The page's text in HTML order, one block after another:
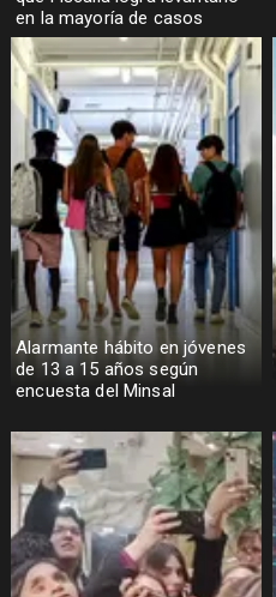
en la mayoría de casos
Alarmante hábito en jóvenes
de 13 a 15 años según
encuesta del Minsal